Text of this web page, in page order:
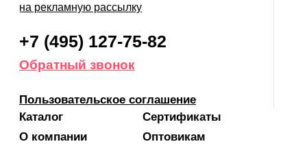
Каталог
О компании
Сертификаты
Оптовикам
на рекламную рассылку
+7 (495) 127-75-82
Обратный звонок
Пользовательское соглашение